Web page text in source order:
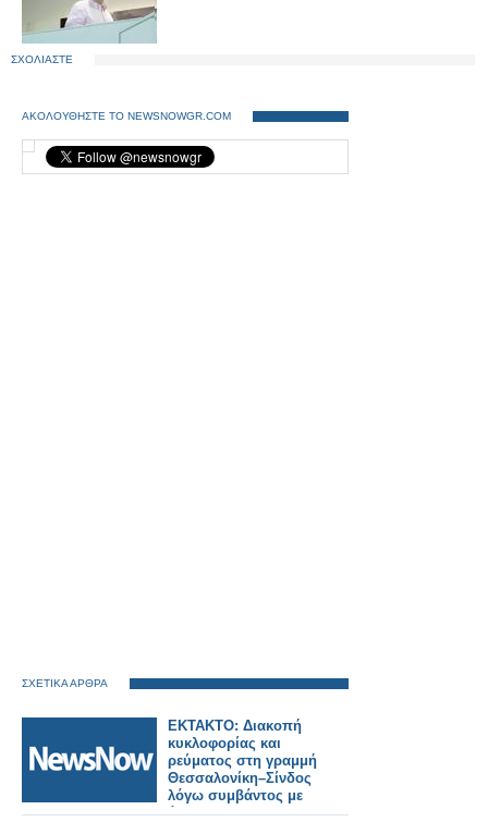
ΣΧΟΛΙΑΣΤΕ
ΑΚΟΛΟΥΘΗΣΤΕ ΤΟ NEWSNOWGR.COM
ΣΧΕΤΙΚΑ ΑΡΘΡΑ
ΕΚΤΑΚΤΟ: Διακοπή
κυκλοφορίας και
ρεύματος στη γραμμή
Θεσσαλονίκη–Σίνδος
λόγω συμβάντος με
άτομο.